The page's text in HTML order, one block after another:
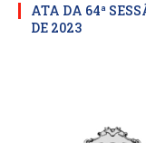
ATA DA 64ª
DE 2023